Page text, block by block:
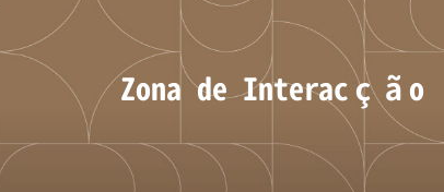
Zona de Interacção